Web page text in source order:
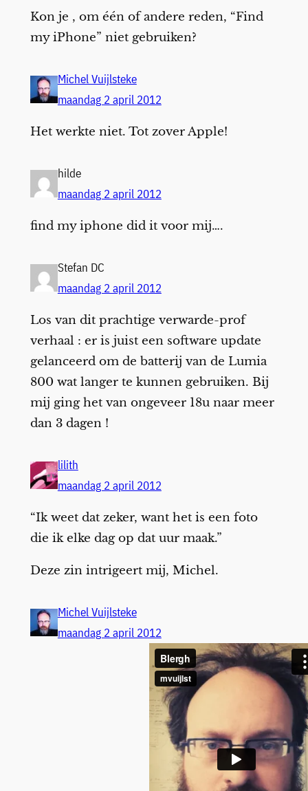
Kon je , om één of andere reden, “Find
my iPhone” niet gebruiken?
Michel Vuijlsteke
maandag 2 april 2012
Het werkte niet. Tot zover Apple!
hilde
maandag 2 april 2012
find my iphone did it voor mij….
Stefan DC
maandag 2 april 2012
Los van dit prachtige verwarde-prof
verhaal : er is juist een software update
gelanceerd om de batterij van de Lumia
800 wat langer te kunnen gebruiken. Bij
mij ging het van ongeveer 18u naar meer
dan 3 dagen !
lilith
maandag 2 april 2012
“Ik weet dat zeker, want het is een foto
die ik elke dag op dat uur maak.”
Deze zin intrigeert mij, Michel.
Michel Vuijlsteke
maandag 2 april 2012